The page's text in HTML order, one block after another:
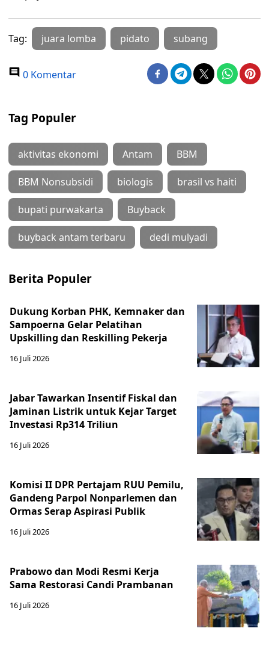
Tag: juara lomba pidato subang
0 Komentar
Tag Populer
aktivitas ekonomi Antam BBM
BBM Nonsubsidi biologis brasil vs haiti
bupati purwakarta Buyback
buyback antam terbaru dedi mulyadi
Berita Populer
Dukung Korban PHK, Kemnaker dan
Sampoerna Gelar Pelatihan
Upskilling dan Reskilling Pekerja
16 Juli 2026
Jabar Tawarkan Insentif Fiskal dan
Jaminan Listrik untuk Kejar Target
Investasi Rp314 Triliun
16 Juli 2026
Komisi II DPR Pertajam RUU Pemilu,
Gandeng Parpol Nonparlemen dan
Ormas Serap Aspirasi Publik
16 Juli 2026
Prabowo dan Modi Resmi Kerja
Sama Restorasi Candi Prambanan
16 Juli 2026